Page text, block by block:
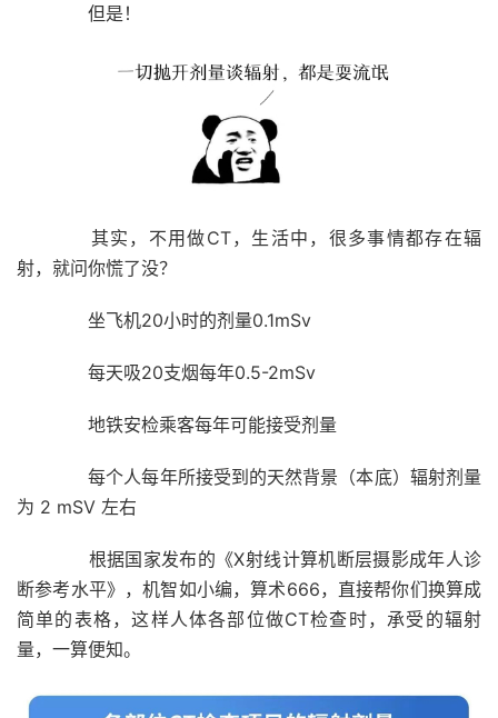
但是！
其实，不用做CT，生活中，很多事情都存在辐
射，就问你慌了没？
坐飞机20小时的剂量0.1mSv
每天吸20支烟每年0.5-2mSv
地铁安检乘客每年可能接受剂量
每个人每年所接受到的天然背景 （本底） 辐射剂量
为 2 mSV 左右
根据国家发布的《X射线计算机断层摄影成年人诊
断参考水平》，机智如小编，算术666，直接帮你们换算成
简单的表格，这样人体各部位做CT检查时，承受的辐射
量，一算便知。